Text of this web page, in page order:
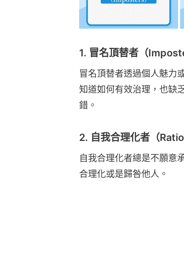
1. 冒名頂替者（
冒名頂替者透過個人魅力
知道如何有效治理，也缺
錯。
2. 自我合理化者（
自我合理化者總是不願意
合理化或是歸咎他人。